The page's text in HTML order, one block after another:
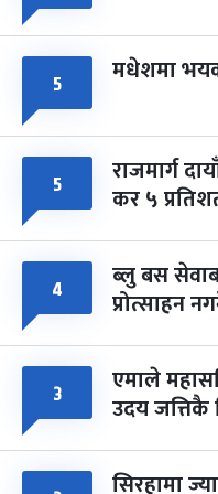
५ मधेशमा
५ राजमार्ग
कर ५
४ ब्लु बस
प्रोत्साहन
३ एमाले
उदय जत्तिकै
सिरहामा